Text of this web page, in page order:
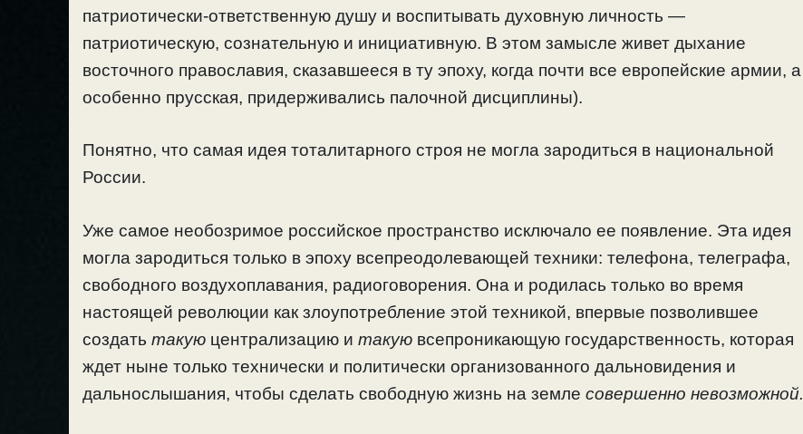
патриотически-ответственную душу и воспитывать духовную личность —
патриотическую, сознательную и инициативную. В этом замысле живет дыхание
восточного православия, сказавшееся в ту эпоху, когда почти все европейские армии, а
особенно прусская, придерживались палочной дисциплины).
Понятно, что самая идея тоталитарного строя не могла зародиться в национальной
России.
Уже самое необозримое российское пространство исключало ее появление. Эта идея
могла зародиться только в эпоху всепреодолевающей техники: телефона, телеграфа,
свободного воздухоплавания, радиоговорения. Она и родилась только во время
настоящей революции как злоупотребление этой техникой, впервые позволившее
создать такую централизацию и такую всепроникающую государственность, которая
ждет ныне только технически и политически организованного дальновидения и
дальнослышания, чтобы сделать свободную жизнь на земле совершенно невозможной.